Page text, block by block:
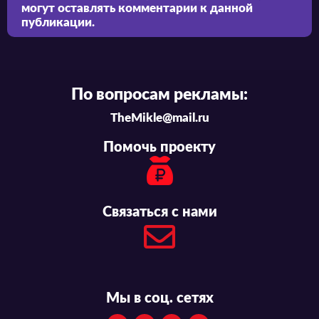
впечатлениями в комментариях.
могут оставлять комментарии к данной
публикации.
По вопросам рекламы:
TheMikle@mail.ru
Помочь проекту
Связаться с нами
Мы в соц. сетях